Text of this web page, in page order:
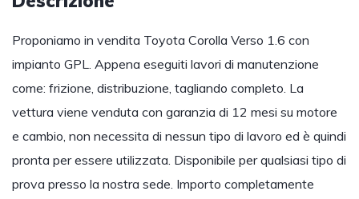
Proponiamo in vendita Toyota Corolla Verso 1.6 con
impianto GPL. Appena eseguiti lavori di manutenzione
come: frizione, distribuzione, tagliando completo. La
vettura viene venduta con garanzia di 12 mesi su motore
e cambio, non necessita di nessun tipo di lavoro ed è quindi
pronta per essere utilizzata. Disponibile per qualsiasi tipo di
prova presso la nostra sede. Importo completamente